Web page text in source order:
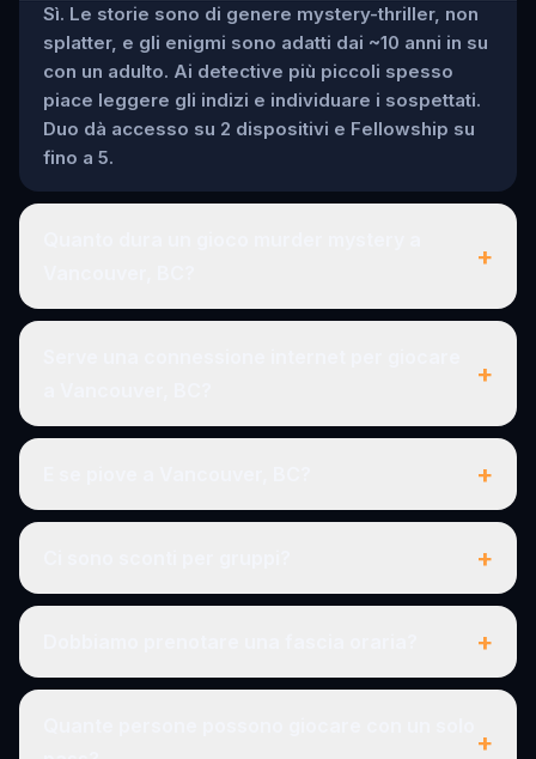
Sì. Le storie sono di genere mystery-thriller, non
splatter, e gli enigmi sono adatti dai ~10 anni in su
con un adulto. Ai detective più piccoli spesso
piace leggere gli indizi e individuare i sospettati.
Duo dà accesso su 2 dispositivi e Fellowship su
fino a 5.
+
+
+
+
+
+